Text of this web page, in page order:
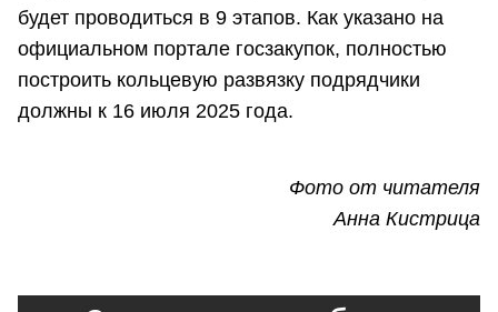
будет проводиться в 9 этапов. Как указано на
официальном портале госзакупок, полностью
построить кольцевую развязку подрядчики
должны к 16 июля 2025 года.
Фото от читателя
Анна Кистрица